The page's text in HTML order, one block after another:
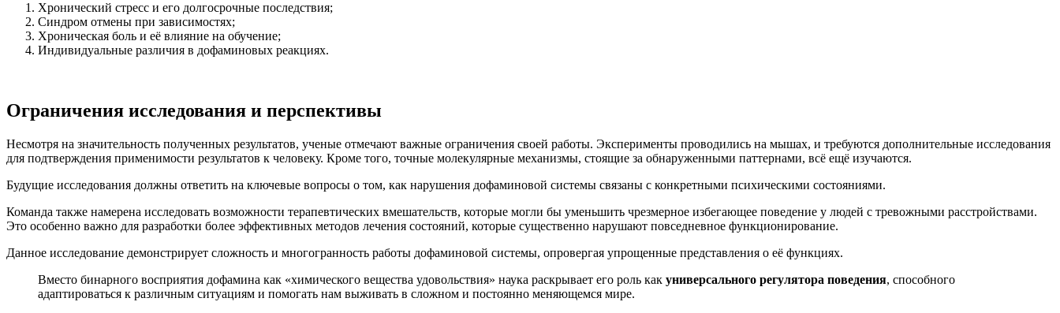
Хронический стресс и его долгосрочные последствия;
Синдром отмены при зависимостях;
Хроническая боль и её влияние на обучение;
Индивидуальные различия в дофаминовых реакциях.
Ограничения исследования и перспективы
Несмотря на значительность полученных результатов, ученые отмечают важные ограничения своей работы. Эксперименты проводились на мышах, и требуются дополнительные исследования
для подтверждения применимости результатов к человеку. Кроме того, точные молекулярные механизмы, стоящие за обнаруженными паттернами, всё ещё изучаются.
Будущие исследования должны ответить на ключевые вопросы о том, как нарушения дофаминовой системы связаны с конкретными психическими состояниями.
Команда также намерена исследовать возможности терапевтических вмешательств, которые могли бы уменьшить чрезмерное избегающее поведение у людей с тревожными расстройствами.
Это особенно важно для разработки более эффективных методов лечения состояний, которые существенно нарушают повседневное функционирование.
Данное исследование демонстрирует сложность и многогранность работы дофаминовой системы, опровергая упрощенные представления o её функциях.
Вместо бинарного восприятия дофамина как «химического вещества удовольствия» наука раскрывает его роль как универсального регулятора поведения, способного
адаптироваться к различным ситуациям и помогать нам выживать в сложном и постоянно меняющемся мире.